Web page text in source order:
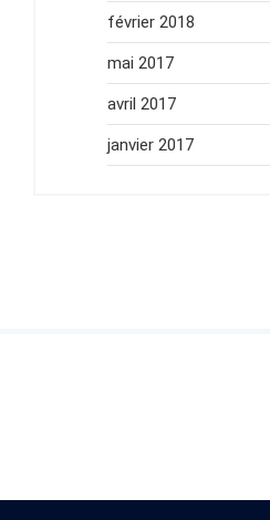
février 2018
mai 2017
avril 2017
janvier 2017